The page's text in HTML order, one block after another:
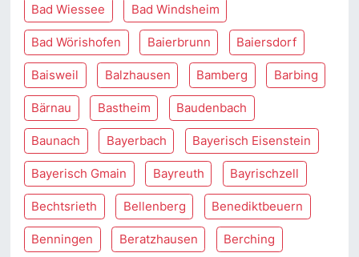
Bad Wiessee Bad Windsheim
Bad Wörishofen Baierbrunn Baiersdorf
Baisweil Balzhausen Bamberg Barbing
Bärnau Bastheim Baudenbach
Baunach Bayerbach Bayerisch Eisenstein
Bayerisch Gmain Bayreuth Bayrischzell
Bechtsrieth Bellenberg Benediktbeuern
Benningen Beratzhausen Berching